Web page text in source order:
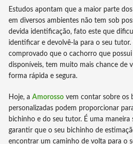
Estudos apontam que a maior parte
em diversos ambientes não tem sob
devida identificação, fato este que
identificar e devolvê-la para o seu tutor.
comprovado que o cachorro que
disponíveis, tem muito mais chance de
forma rápida e segura.
Hoje, aAmorosso vem contar sobre os
personalizadas podem proporcionar
bichinho e do seu tutor. É uma maneira
garantir que o seu bichinho de
encontrar um caminho de volta para o